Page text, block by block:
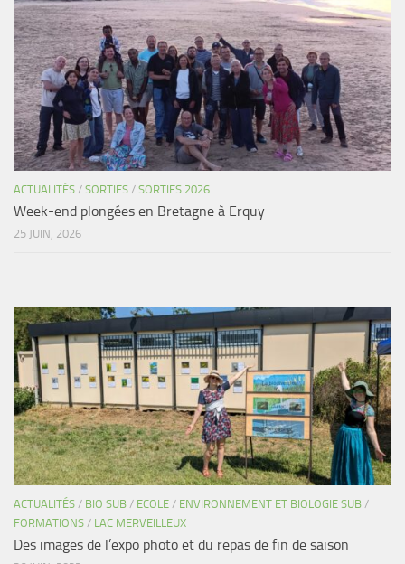
ACTUALITÉS / SORTIES / SORTIES 2026
Week-end plongées en Bretagne à Erquy
25 JUIN, 2026
ACTUALITÉS / BIO SUB / ECOLE / ENVIRONNEMENT ET BIOLOGIE SUB /
FORMATIONS / LAC MERVEILLEUX
Des images de l’expo photo et du repas de fin de saison